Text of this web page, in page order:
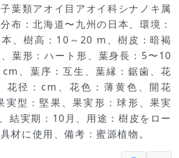
葉類アオイ目アオイ科シナノキ属
布：北海道〜九州の日本、環境：
、樹高：10～20 m、樹皮：暗褐
葉形：ハート形、葉身長：5〜10
、葉序：互生、葉縁：鋸歯、花
花径：cm、花色：薄黄色、開花
実型：堅果、果実形：球形、果実
結実期：10月、用途：樹皮をロー
材に使用、備考：蜜源植物。